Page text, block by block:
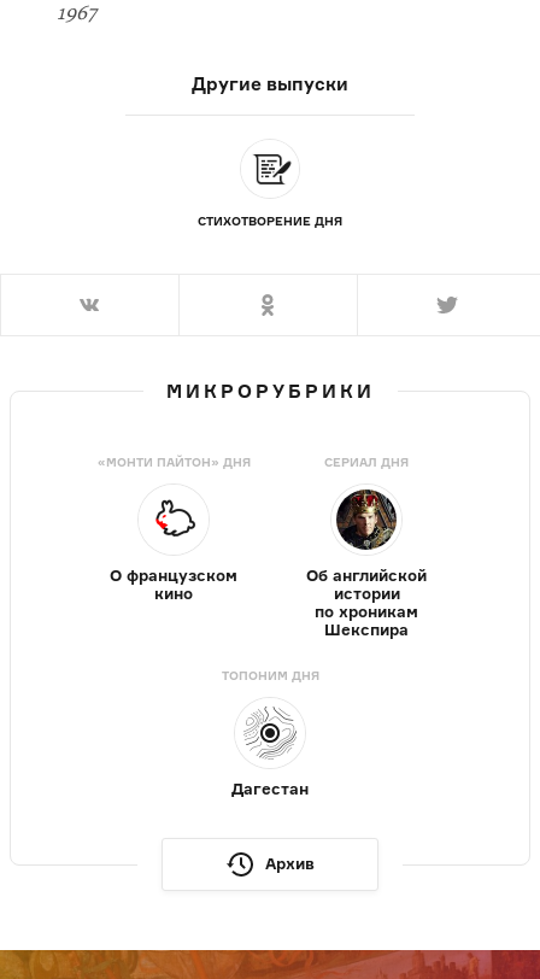
1967
Другие выпуски
СТИХОТВОРЕНИЕ ДНЯ
МИКРОРУБРИКИ
«МОНТИ ПАЙТОН» ДНЯ
О французском
кино
СЕРИАЛ ДНЯ
Об английской
истории
по хроникам
Шекспира
ТОПОНИМ ДНЯ
Дагестан
Архив